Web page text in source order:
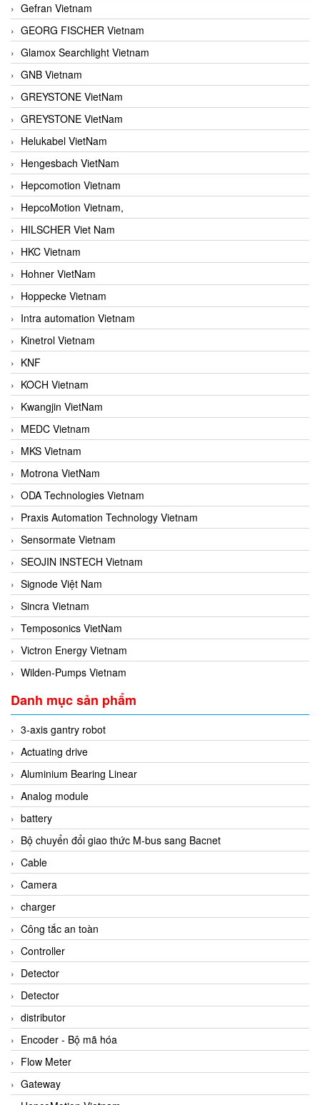
Gefran Vietnam
GEORG FISCHER Vietnam
Glamox Searchlight Vietnam
GNB Vietnam
GREYSTONE VietNam
GREYSTONE VietNam
Helukabel VietNam
Hengesbach VietNam
Hepcomotion Vietnam
HepcoMotion Vietnam,
HILSCHER Viet Nam
HKC Vietnam
Hohner VietNam
Hoppecke Vietnam
Intra automation Vietnam
Kinetrol Vietnam
KNF
KOCH Vietnam
Kwangjin VietNam
MEDC Vietnam
MKS Vietnam
Motrona VietNam
ODA Technologies Vietnam
Praxis Automation Technology Vietnam
Sensormate Vietnam
SEOJIN INSTECH Vietnam
Signode Việt Nam
Sincra Vietnam
Temposonics VietNam
Victron Energy Vietnam
Wilden-Pumps Vietnam
Danh mục sản phẩm
3-axis gantry robot
Actuating drive
Aluminium Bearing Linear
Analog module
battery
Bộ chuyển đổi giao thức M-bus sang Bacnet
Cable
Camera
charger
Công tắc an toàn
Controller
Detector
Detector
distributor
Encoder - Bộ mã hóa
Flow Meter
Gateway